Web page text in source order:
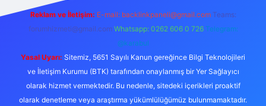
Reklam ve İletişim: E-mail: backlinkpaneli@gmail.com Teams:
forumhizmeti@gmail.com Whatsapp: 0262 606 0 726 Telegram:
@karabul
Yasal Uyarı: Sitemiz, 5651 Sayılı Kanun gereğince Bilgi Teknolojileri
ve İletişim Kurumu (BTK) tarafından onaylanmış bir Yer Sağlayıcı
olarak hizmet vermektedir. Bu nedenle, sitedeki içerikleri proaktif
olarak denetleme veya araştırma yükümlülüğümüz bulunmamaktadır.